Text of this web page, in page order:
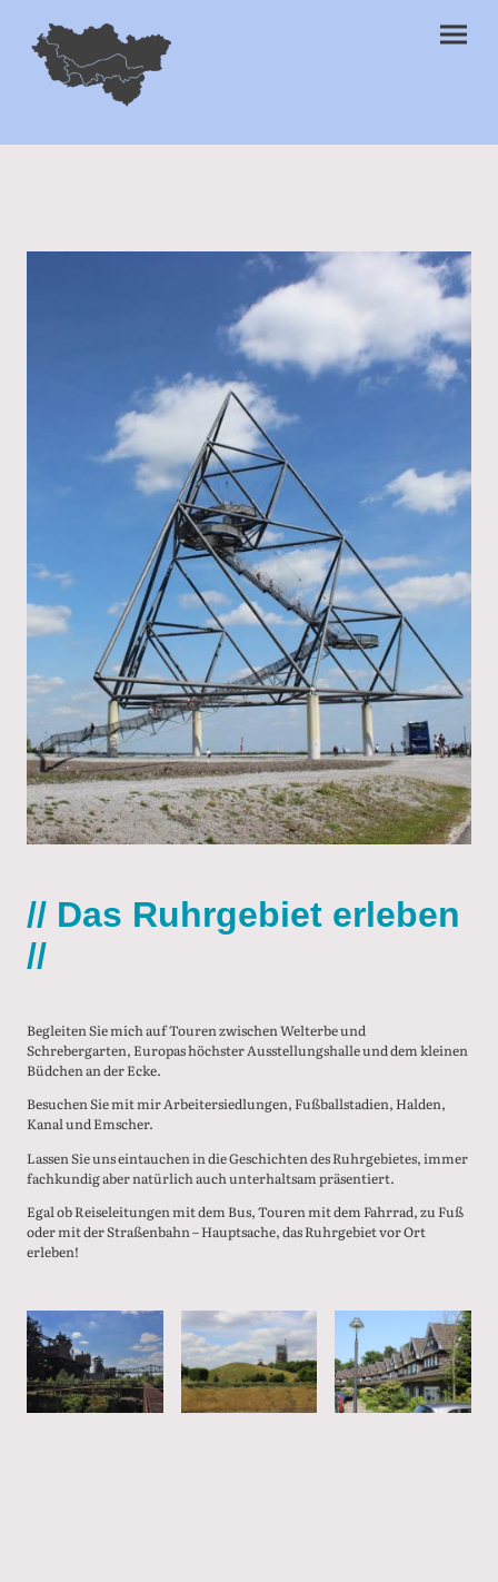
// Das Ruhrgebiet erleben
//
Begleiten Sie mich auf Touren zwischen Welterbe und
Schrebergarten, Europas höchster Ausstellungshalle und dem kleinen
Büdchen an der Ecke.
Besuchen Sie mit mir Arbeitersiedlungen, Fußballstadien, Halden,
Kanal und Emscher.
Lassen Sie uns eintauchen in die Geschichten des Ruhrgebietes, immer
fachkundig aber natürlich auch unterhaltsam präsentiert.
Egal ob Reiseleitungen mit dem Bus, Touren mit dem Fahrrad, zu Fuß
oder mit der Straßenbahn – Hauptsache, das Ruhrgebiet vor Ort
erleben!